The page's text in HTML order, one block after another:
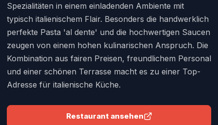
Spezialitäten in einem einladenden Ambiente mit
typisch italienischem Flair. Besonders die handwerklich
perfekte Pasta 'al dente' und die hochwertigen Saucen
zeugen von einem hohen kulinarischen Anspruch. Die
Kombination aus fairen Preisen, freundlichem Personal
und einer schönen Terrasse macht es zu einer Top-
Adresse für italienische Küche.
Restaurant ansehen